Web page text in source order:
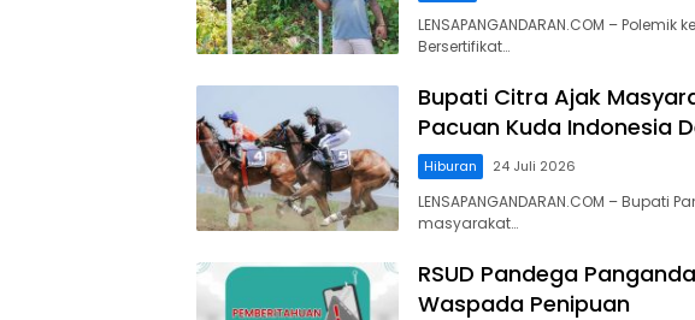
LENSAPANGANDARAN.COM –
Bersertifikat…
Bupati Citra Ajak
Pacuan Kuda Indonesia
Hiburan 24 Juli 2026
LENSAPANGANDARAN.COM –
masyarakat…
RSUD Pandega
Waspada Penipuan